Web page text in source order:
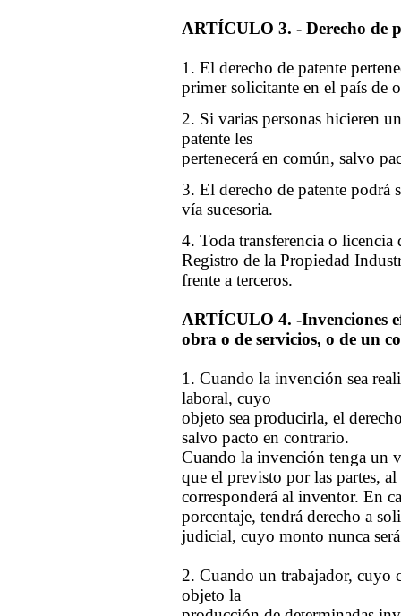
ARTÍCULO 3. - Derecho de
1. El derecho de patente
primer solicitante en el país de
2. Si varias personas hicieren
patente les
pertenecerá en común, salvo
3. El derecho de patente podrá
vía sucesoria.
4. Toda transferencia o licencia
Registro de la Propiedad
frente a terceros.
ARTÍCULO 4. -Invenciones
obra o de servicios, o de un
1. Cuando la invención sea
laboral, cuyo
objeto sea producirla, el
salvo pacto en contrario.
Cuando la invención tenga un
que el previsto por las partes,
corresponderá al inventor. En
porcentaje, tendrá derecho a
judicial, cuyo monto nunca
2. Cuando un trabajador, cuyo
objeto la